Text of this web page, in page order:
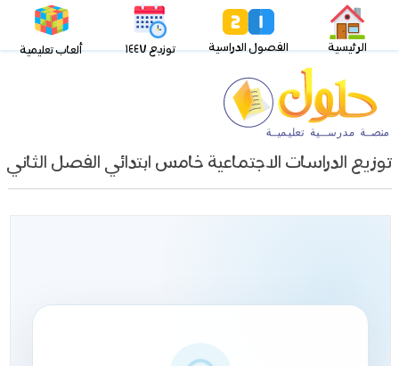
الرئيسية الفصول الدراسية توزيع ١٤٤٧ ألعاب تعليمية
توزيع الدراسات الاجتماعية خامس ابتدائي الفصل الثاني